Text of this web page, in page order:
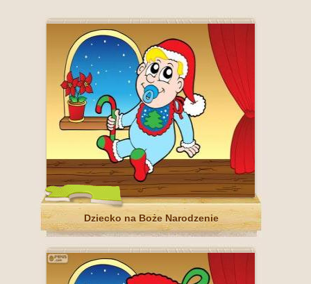
Dziecko na Boże Narodzenie